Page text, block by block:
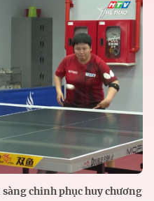
chinh phục huy chương